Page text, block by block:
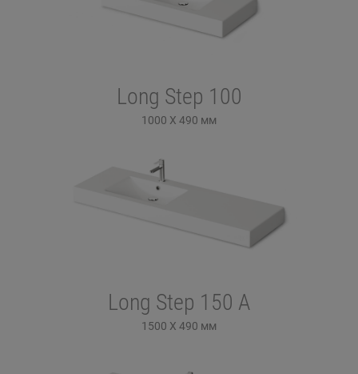
Long Step 100
1000 X 490 мм
Long Step 150 A
1500 X 490 мм